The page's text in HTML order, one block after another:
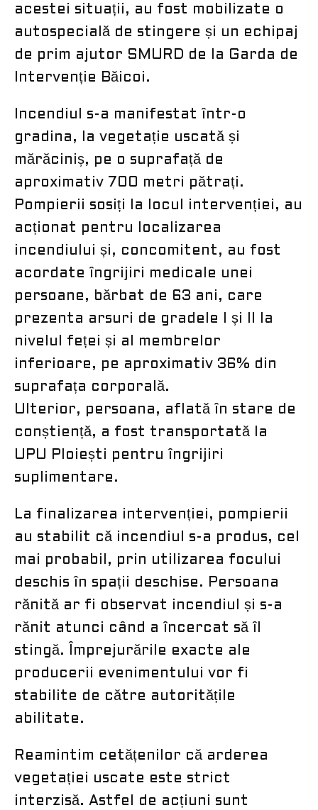
acestei situații, au fost mobilizate o
autospecială de stingere și un echipaj
de prim ajutor SMURD de la Garda de
Intervenție Băicoi.
Incendiul s-a manifestat într-o
gradina, la vegetație uscată și
mărăciniș, pe o suprafață de
aproximativ 700 metri pătrați.
Pompierii sosiți la locul intervenției, au
acționat pentru localizarea
incendiului și, concomitent, au fost
acordate îngrijiri medicale unei
persoane, bărbat de 63 ani, care
prezenta arsuri de gradele I și II la
nivelul feței și al membrelor
inferioare, pe aproximativ 36% din
suprafața corporală.
Ulterior, persoana, aflată în stare de
conștiență, a fost transportată la
UPU Ploiești pentru îngrijiri
suplimentare.
La finalizarea intervenției, pompierii
au stabilit că incendiul s-a produs, cel
mai probabil, prin utilizarea focului
deschis în spații deschise. Persoana
rănită ar fi observat incendiul și s-a
rănit atunci când a încercat să îl
stingă. Împrejurările exacte ale
producerii evenimentului vor fi
stabilite de către autoritățile
abilitate.
Reamintim cetățenilor că arderea
vegetației uscate este strict
interzisă. Astfel de acțiuni sunt